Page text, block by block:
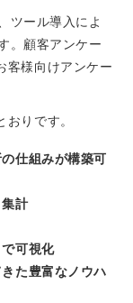
ツール導入によ
。顧客アンケー
客様向けアンケー
りです。
仕組みが構築可
計
可視化
た豊富なノウハ